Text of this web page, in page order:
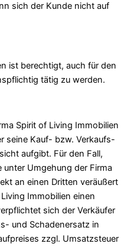
sich der Kunde nicht auf
ist berechtigt, auch für den
tätig zu werden.
Spirit of Living Immobilien
seine Kauf- bzw. Verkaufs-
aufgibt. Für den Fall,
unter Umgehung der Firma
an einen Dritten veräußert
Immobilien einen
sich der Verkäufer
und Schadenersatz in
zzgl. Umsatzsteuer